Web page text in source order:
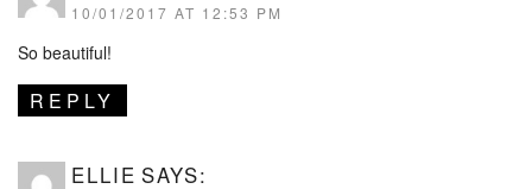
10/01/2017 AT 12:53 PM
So beautiful!
REPLY
ELLIE SAYS: